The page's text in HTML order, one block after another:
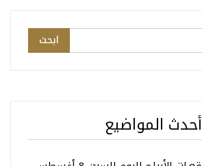
أحدث المواضيع